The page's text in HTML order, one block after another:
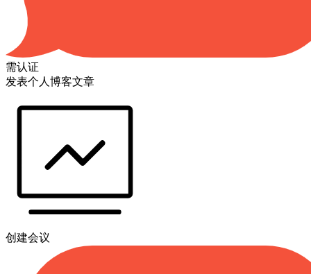
需认证
发表个人博客文章
创建会议